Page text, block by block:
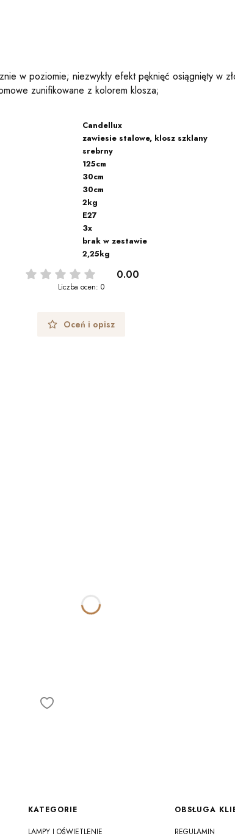
w poziomie; niezwykły efekt pęknięć osiągnięty w
zunifikowane z kolorem klosza;
Candellux
zawiesie stalowe, klosz szklany
srebrny
125cm
30cm
30cm
2kg
E27
3x
brak w zestawie
2,25kg
0.00
Liczba ocen: 0
Oceń i opisz
Linki w stopce
KATEGORIE
LAMPY I OŚWIETLENIE
OBSŁUGA
REGULAMIN